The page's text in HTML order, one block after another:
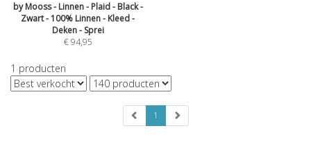
by Mooss - Linnen - Plaid - Black -
Zwart - 100% Linnen - Kleed -
Deken - Sprei
€94,95
1 producten
1